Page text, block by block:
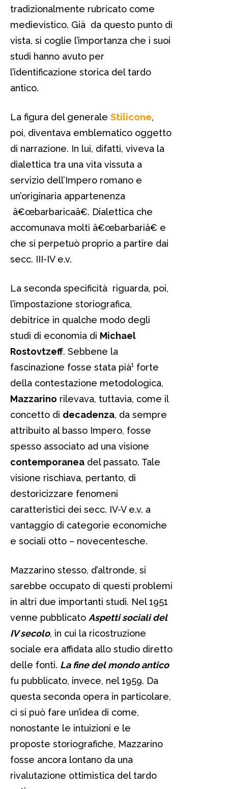
tradizionalmente rubricato come
medievistico. Già da questo punto di
vista, si coglie l’importanza che i suoi
studi hanno avuto per
l’identificazione storica del tardo
antico.
La figura del generale Stilicone,
poi, diventava emblematico oggetto
di narrazione. In lui, difatti, viveva la
dialettica tra una vita vissuta a
servizio dell’Impero romano e
un’originaria appartenenza
â€œbarbaricaâ€. Dialettica che
accomunava molti â€œbarbariâ€ e
che si perpetuò proprio a partire dai
secc. III-IV e.v.
La seconda specificità riguarda, poi,
l’impostazione storiografica,
debitrice in qualche modo degli
studi di economia di Michael
Rostovtzeff. Sebbene la
fascinazione fosse stata pià¹ forte
della contestazione metodologica,
Mazzarino rilevava, tuttavia, come il
concetto di decadenza, da sempre
attribuito al basso Impero, fosse
spesso associato ad una visione
contemporanea del passato. Tale
visione rischiava, pertanto, di
destoricizzare fenomeni
caratteristici dei secc. IV-V e.v. a
vantaggio di categorie economiche
e sociali otto – novecentesche.
Mazzarino stesso, d’altronde, si
sarebbe occupato di questi problemi
in altri due importanti studi. Nel 1951
venne pubblicato Aspetti sociali del
IV secolo, in cui la ricostruzione
sociale era affidata allo studio diretto
delle fonti. La fine del mondo antico
fu pubblicato, invece, nel 1959. Da
questa seconda opera in particolare,
ci si può fare un’idea di come,
nonostante le intuizioni e le
proposte storiografiche, Mazzarino
fosse ancora lontano da una
rivalutazione ottimistica del tardo